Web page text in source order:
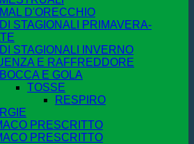
MAL D'ORECCHIO
STAGIONALI PRIMAVERA-
STAGIONALI INVERNO
E RAFFREDDORE
BOCCA E GOLA
TOSSE
RESPIRO
PRESCRITTO
PRESCRITTO